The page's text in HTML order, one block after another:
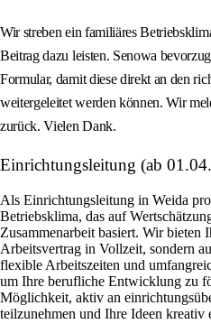
Wir streben ein familiäres
Beitrag dazu leisten. Senowa
Formular, damit diese direkt an den
weitergeleitet werden können. Wir
zurück. Vielen Dank.
Einrichtungsleitung (ab
Als Einrichtungsleitung in Weida
Betriebsklima, das auf
Zusammenarbeit basiert. Wir bieten
Arbeitsvertrag in Vollzeit, sondern
flexible Arbeitszeiten und
um Ihre berufliche Entwicklung zu
Möglichkeit, aktiv an
teilzunehmen und Ihre Ideen kreativ